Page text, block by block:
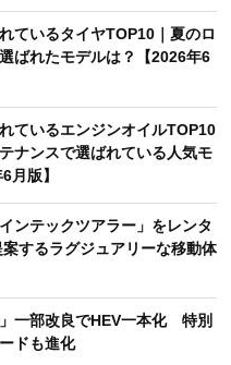
ているタイヤTOP10｜夏のロ
ばれたモデルは？【2026年6
ているエンジンオイルTOP10
ナンスで選ばれている人気モ
月版】
ンテックツアラー」をレンタ
するラグジュアリーな移動体
一部改良でHEV一本化 特別
ドも進化